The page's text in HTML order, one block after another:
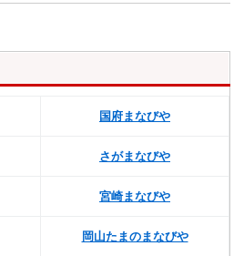
国府まなびや
さがまなびや
宮崎まなびや
岡山たまのまなびや